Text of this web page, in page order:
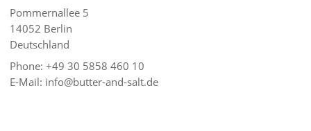
Pommernallee 5
14052 Berlin
Deutschland
Phone: +49 30 5858 460 10
E-Mail: info@butter-and-salt.de